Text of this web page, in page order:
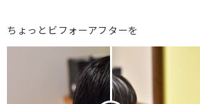
ちょっとビフォーアフターを